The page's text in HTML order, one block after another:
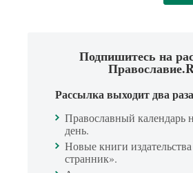
Подпишитесь на
Рассылка выходит два
Православный календарь
день.
Новые книги
странник».